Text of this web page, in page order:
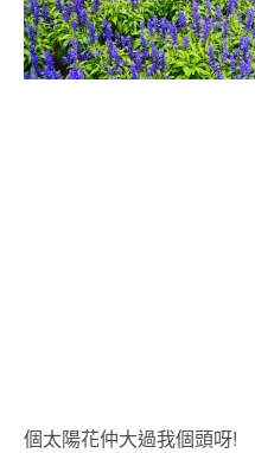
個太陽花仲大過我個頭呀!